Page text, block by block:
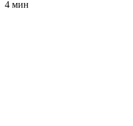
4 мин